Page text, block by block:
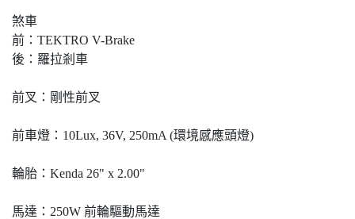
煞車
前：TEKTRO V-Brake
後：羅拉剎車
前叉：剛性前叉
前車燈：10Lux, 36V, 250mA (環境感應頭燈)
輪胎：Kenda 26" x 2.00"
馬達：250W 前輪驅動馬達